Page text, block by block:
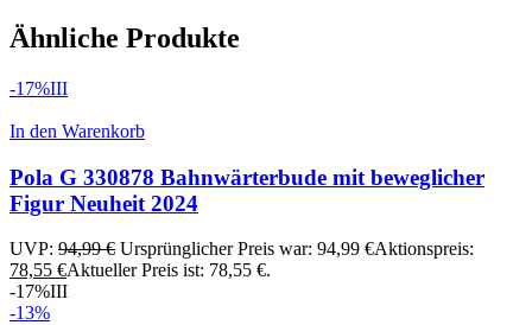
Ähnliche Produkte
-17%III
In den Warenkorb
Pola G 330878 Bahnwärterbude mit beweglicher
Figur Neuheit 2024
UVP: 94,99€ Ursprünglicher Preis war: 94,99 €Aktionspreis:
78,55 €Aktueller Preis ist: 78,55 €.
-17%III
-13%